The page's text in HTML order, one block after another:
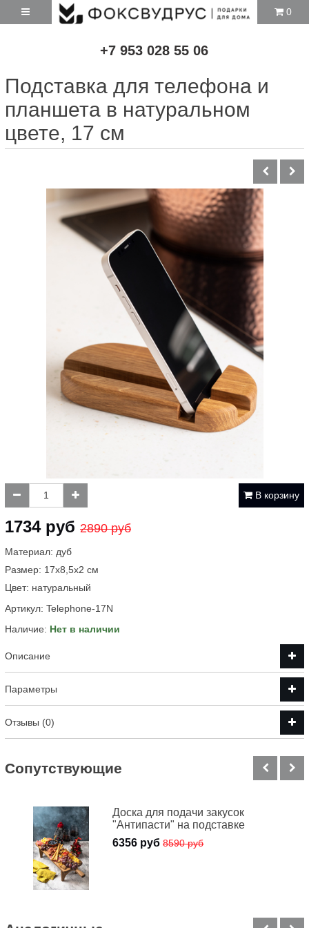
+7 953 028 55 06
0
Подставка для телефона и
планшета в натуральном
цвете, 17 см
В корзину
1734 руб 2890 руб
Материал: дуб
Размер: 17х8,5х2 см
Цвет: натуральный
Артикул: Telephone-17N
Наличие: Нет в наличии
Описание
Параметры
Отзывы (0)
Cопутствующие
Доска для подачи закусок
"Антипасти" на подставке
6356 руб8590 руб